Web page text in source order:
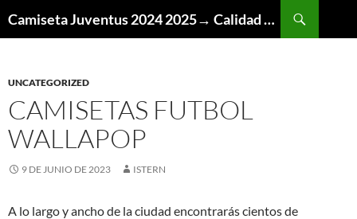
Camiseta Juventus 2024 2025→ Calidad Thai AAA
UNCATEGORIZED
CAMISETAS FUTBOL
WALLAPOP
9 DE JUNIO DE 2023 ISTERN
A lo largo y ancho de la ciudad encontrarás cientos de